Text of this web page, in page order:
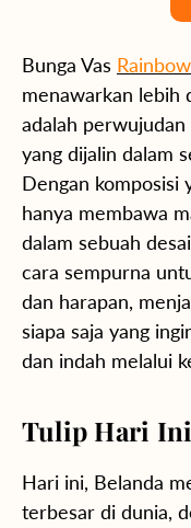
Bunga Vas
menawarkan lebih
adalah
yang dijalin dalam
Dengan komposisi
hanya membawa
dalam sebuah
cara sempurna
dan harapan,
siapa saja yang
dan indah melalui
Tulip Hari Ini
Hari ini, Belanda
terbesar di dunia,